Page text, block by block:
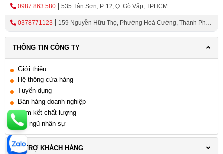
0987 863 580 535 Tân Sơn, P. 12, Q. Gò Vấp, TPHCM
0378771123
159 Nguyễn Hữu Thọ, Phường Hoà Cường, Thành Phố
THÔNG TIN CÔNG TY
Giới thiệu
Hệ thống cửa hàng
Tuyển dụng
Bán hàng doanh nghiệp
Cam kết chất lượng
Đội ngũ nhân sự
HỖ TRỢ KHÁCH HÀNG